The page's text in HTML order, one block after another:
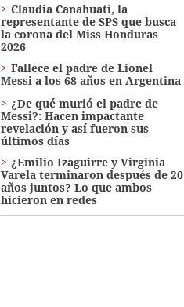
Claudia Canahuati, la
representante de SPS que busca
la corona del Miss Honduras
2026
Fallece el padre de Lionel
Messi a los 68 años en Argentina
¿De qué murió el padre de
Messi?: Hacen impactante
revelación y así fueron sus
últimos días
¿Emilio Izaguirre y Virginia
Varela terminaron después de 20
años juntos? Lo que ambos
hicieron en redes